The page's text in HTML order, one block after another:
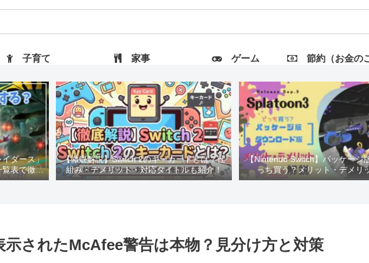
子育て 家事 ゲーム 節約（お金のこと
ダース」
表で徹底
【徹底解説】Switch 2のキーカードとは？仕
組み・デメリット・対応タイトルも紹介！
【Nintendo Switch】パッケージ
っち買う？メリット・デメリ
示されたMcAfee警告は本物？見分け方と対策